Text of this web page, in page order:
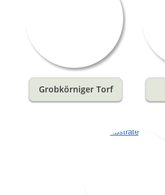
Grobkörniger Torf